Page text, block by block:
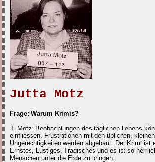
Jutta Motz
Frage: Warum Krimis?
J. Motz: Beobachtungen des täglichen Lebens
einfliessen. Frustrationen mit den üblichen,
Ungerechtigkeiten werden abgebaut. Der Krimi ist
Ernstes, Lustiges, Tragisches und es ist so
Menschen unter die Erde zu bringen.